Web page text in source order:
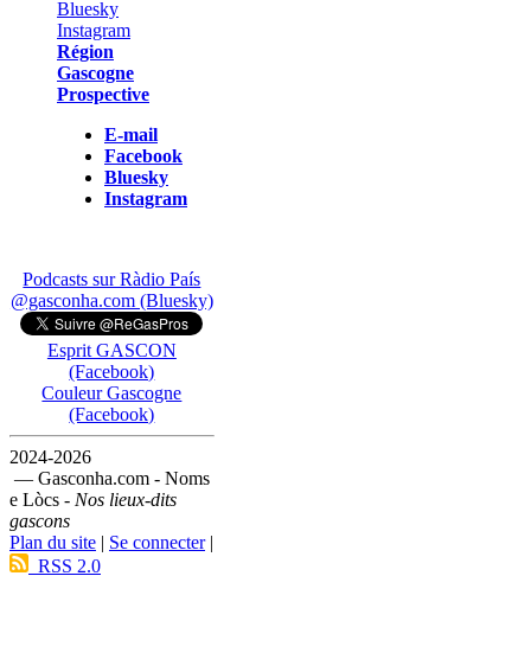
Région
Gascogne
Prospective
E-mail
Facebook
Bluesky
Instagram
Podcasts sur Ràdio País
@gasconha.com (Bluesky)
Esprit GASCON
(Facebook)
Couleur Gascogne
(Facebook)
2024-2026
— Gasconha.com - Noms
e Lòcs - Nos lieux-dits
gascons
Plan du site | Se connecter|
RSS 2.0